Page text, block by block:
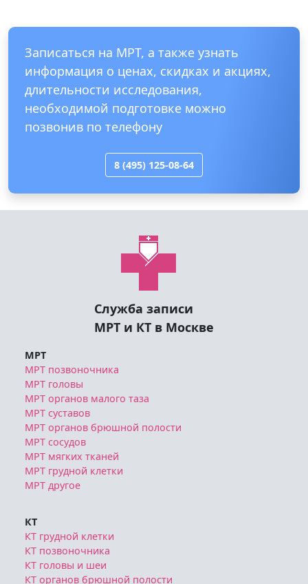
Записаться на МРТ, а также узнать
информация о ценах, скидках и акциях,
длительности исследования,
необходимой подготовке можно
позвонив по телефону
8 (495) 125-08-64
Служба записи
МРТ и КТ в Москве
МРТ
МРТ позвоночника
МРТ головы
МРТ органов малого таза
МРТ суставов
МРТ органов брюшной полости
МРТ сосудов
МРТ мягких тканей
МРТ грудной клетки
МРТ другое
КТ
КТ грудной клетки
КТ позвоночника
КТ головы и шеи
КТ органов брюшной полости